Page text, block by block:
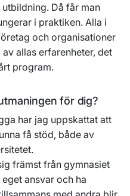
Då får man
i praktiken. Alla i
och organisationer
allas erfarenheter, det
program.
för dig?
har jag uppskattat att
få stöd, både av
främst från gymnasiet
ansvar och ha